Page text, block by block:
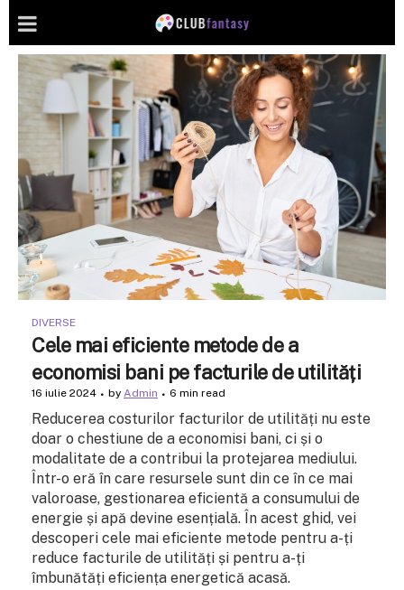
DIVERSE
Cele mai eficiente metode de a
economisi bani pe facturile de utilități
16 iulie 2024 by Admin 6 min read
Reducerea costurilor facturilor de utilități nu este
doar o chestiune de a economisi bani, ci și o
modalitate de a contribui la protejarea mediului.
Într-o eră în care resursele sunt din ce în ce mai
valoroase, gestionarea eficientă a consumului de
energie și apă devine esențială. În acest ghid, vei
descoperi cele mai eficiente metode pentru a-ți
reduce facturile de utilități și pentru a-ți
îmbunătăți eficiența energetică acasă.